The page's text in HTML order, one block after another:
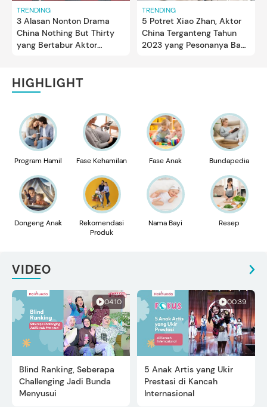
TRENDING
3 Alasan Nonton Drama
China Nothing But Thirty
yang Bertabur Aktor
TRENDING
5 Potret Xiao Zhan, Aktor
China Terganteng Tahun
2023 yang Pesonanya Bak
HIGHLIGHT
Program Hamil Fase Kehamilan Fase Anak Bundapedia
Dongeng Anak
Rekomendasi
Produk
Nama Bayi Resep
VIDEO
04:10
Blind Ranking, Seberapa
Challenging Jadi Bunda
Menyusui
00:39
5 Anak Artis yang Ukir
Prestasi di Kancah
Internasional